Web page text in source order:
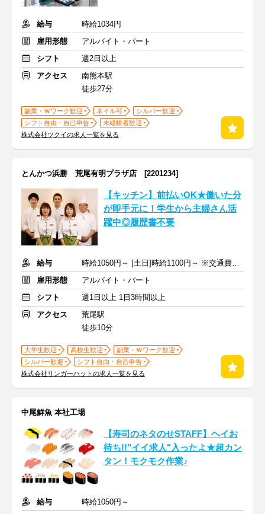
給与
時給1034円
雇用形態
アルバイト・パート
シフト
週2日以上
アクセス
南熊本駅
徒歩27分
副業・Ｗワーク歓迎 ネイル可
シルバー歓迎
シフト自由・自己申告
未経験者歓迎
株式会社ツクイの求人一覧を見る
とんかつ浜勝 荒尾有明プラザ店 [2201234]
【キッチン】前払いOK★働いた分
が即手元に！学生から主婦さん活
躍中◎履歴書不要
給与
時給1050円～ [土日]時給1100円～ ※交通費全額支給
雇用形態
アルバイト・パート
シフト
週1日以上 1日3時間以上
アクセス
荒尾駅
徒歩10分
大学生歓迎 高校生歓迎
副業・Ｗワーク歓迎
シルバー歓迎
シフト自由・自己申告
株式会社リンガーハットの求人一覧を見る
中尾鮮魚 本社工場
【寿司のネタのせSTAFF】ヘイお
待ち!!"イイ求人"入ったよ★超カン
タン！モクモク作業♪
給与 時給1050円～